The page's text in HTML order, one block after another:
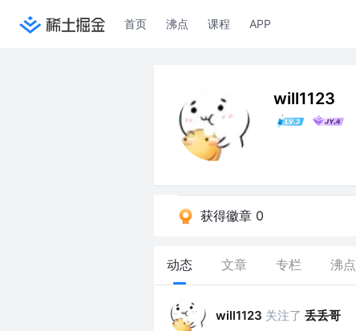
首页 沸点 课程 APP
will1123
获得徽章 0
动态 文章 专栏 沸点
will1123 关注了 丢丢哥